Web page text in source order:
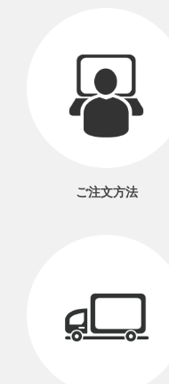
ご注文方法